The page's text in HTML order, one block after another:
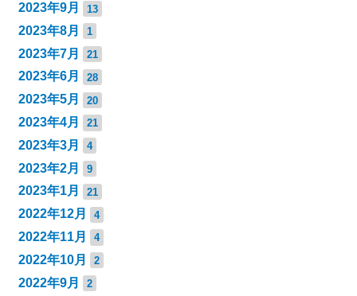
2023年9月 13
2023年8月 1
2023年7月 21
2023年6月 28
2023年5月 20
2023年4月 21
2023年3月 4
2023年2月 9
2023年1月 21
2022年12月 4
2022年11月 4
2022年10月 2
2022年9月 2